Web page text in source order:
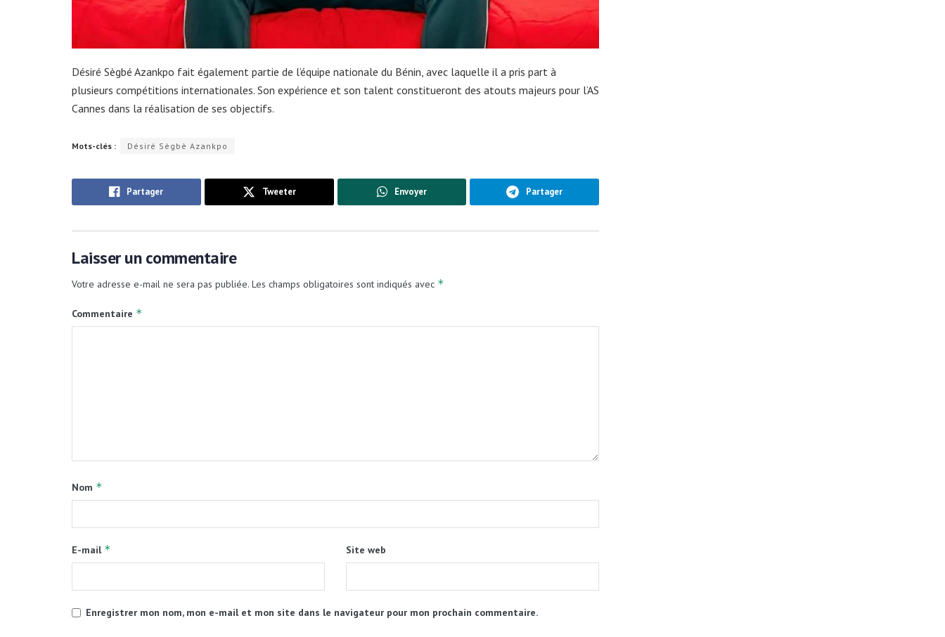
Désiré Sègbé Azankpo fait également partie de l’équipe nationale du Bénin, avec laquelle il a pris part à
plusieurs compétitions internationales. Son expérience et son talent constitueront des atouts majeurs pour l’AS
Cannes dans la réalisation de ses objectifs.
Mots-clés : Désiré Sègbè Azankpo
Partager Tweeter Envoyer Partager
Laisser un commentaire
Votre adresse e-mail ne sera pas publiée. Les champs obligatoires sont indiqués avec *
Commentaire *
Nom *
E-mail * Site web
Enregistrer mon nom, mon e-mail et mon site dans le navigateur pour mon prochain commentaire.